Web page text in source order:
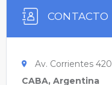
CONTACTO
Av. Corrientes 420
CABA, Argentina